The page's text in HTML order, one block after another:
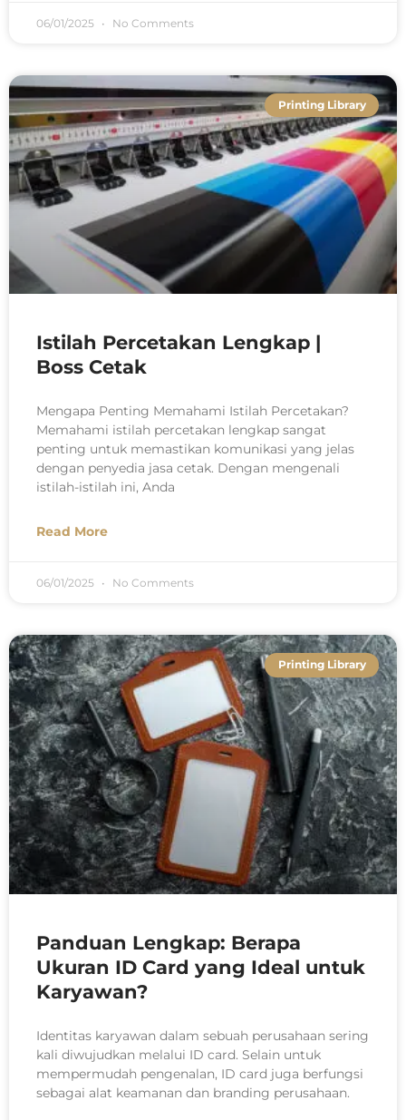
06/01/2025 No Comments
Printing Library
Istilah Percetakan Lengkap |
Boss Cetak
Mengapa Penting Memahami Istilah Percetakan?
Memahami istilah percetakan lengkap sangat
penting untuk memastikan komunikasi yang jelas
dengan penyedia jasa cetak. Dengan mengenali
istilah-istilah ini, Anda
Read More
06/01/2025 No Comments
Printing Library
Panduan Lengkap: Berapa
Ukuran ID Card yang Ideal untuk
Karyawan?
Identitas karyawan dalam sebuah perusahaan sering
kali diwujudkan melalui ID card. Selain untuk
mempermudah pengenalan, ID card juga berfungsi
sebagai alat keamanan dan branding perusahaan.